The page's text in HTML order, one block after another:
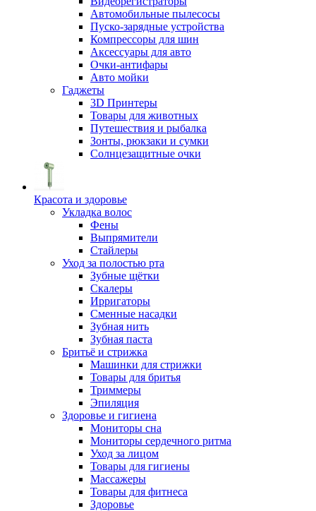
Автомобильные пылесосы
Пуско-зарядные устройства
Компрессоры для шин
Аксессуары для авто
Очки-антифары
Авто мойки
Гаджеты
3D Принтеры
Товары для животных
Путешествия и рыбалка
Зонты, рюкзаки и сумки
Солнцезащитные очки
Красота и здоровье
Укладка волос
Фены
Выпрямители
Стайлеры
Уход за полостью рта
Зубные щётки
Скалеры
Ирригаторы
Сменные насадки
Зубная нить
Зубная паста
Бритьё и стрижка
Машинки для стрижки
Товары для бритья
Триммеры
Эпиляция
Здоровье и гигиена
Мониторы сна
Мониторы сердечного ритма
Уход за лицом
Товары для гигиены
Массажеры
Товары для фитнеса
Здоровье